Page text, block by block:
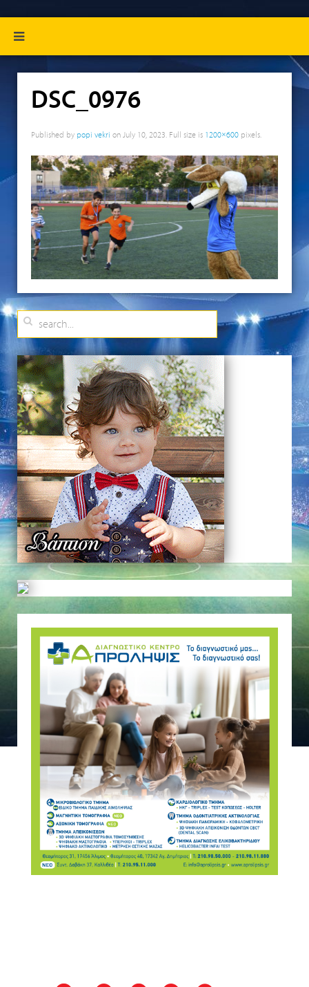
DSC_0976
Published by popi vekri on July 10, 2023. Full size is 1200×600 pixels.